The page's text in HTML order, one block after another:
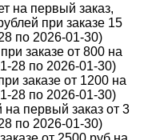
на первый заказ,
при заказе 15
по 2026-01-30)
заказе от 800 на
28 по 2026-01-30)
заказе от 1200 на
28 по 2026-01-30)
первый заказ от 3
по 2026-01-30)